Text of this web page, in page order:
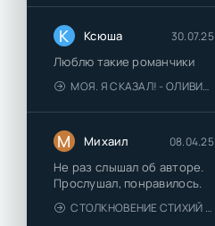
К Ксюша 30.07.25
Люблю такие романчики
МОЯ. Я СКАЗАЛ! - ОЛИВИЯ ЛЕЙК
М Михаил 08.04.25
Не раз слышал об авторе.
Прослушал, понравилось.
СТОЛКНОВЕНИЕ СТИХИЙ - ВАЛЕРИЙ ГУМИНСКИЙ